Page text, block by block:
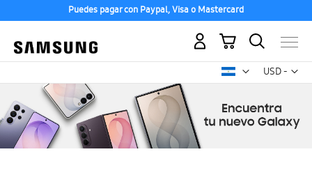
Puedes pagar con Paypal, Visa o Mastercard
USD -
dólar
Mi carrito